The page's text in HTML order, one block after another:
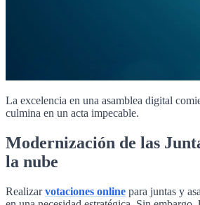
La excelencia en una asamblea digital
culmina en un acta impecable.
Modernización de las
la nube
Realizarvotaciones online para juntas y